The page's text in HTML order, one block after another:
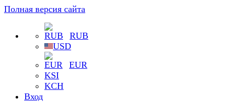
Полная версия сайта
RUB
USD
EUR
KSI
KCH
Вход